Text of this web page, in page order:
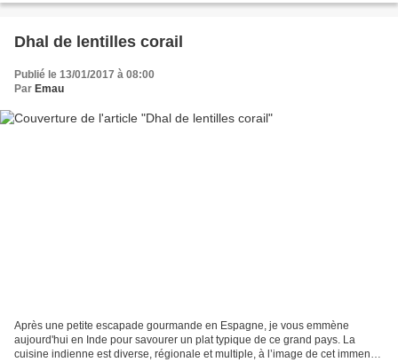
Dhal de lentilles corail
Publié le 13/01/2017 à 08:00
Par Emau
Après une petite escapade gourmande en Espagne, je vous emmène
aujourd'hui en Inde pour savourer un plat typique de ce grand pays. La
cuisine indienne est diverse, régionale et multiple, à l’image de cet immense